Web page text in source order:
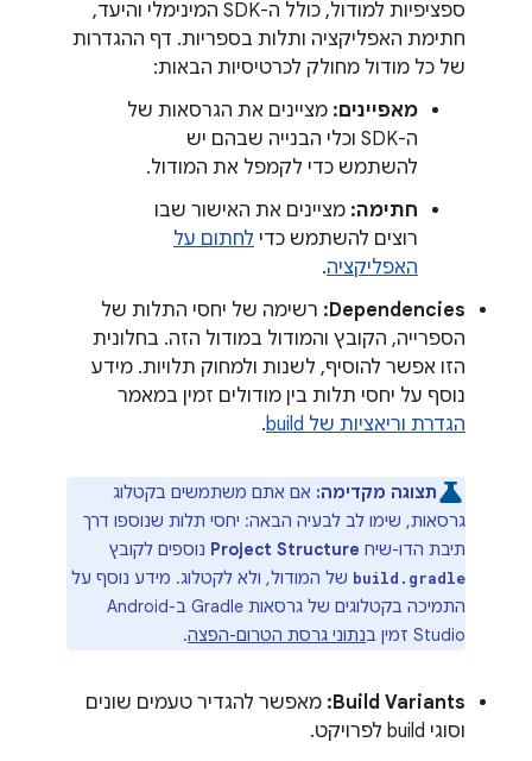
ספציפיות למודול, כולל ה-SDK המינימלי והיעד,
חתימת האפליקציה ותלות בספריות. דף ההגדרות
של כל מודול מחולק לכרטיסיות הבאות:
מאפיינים: מציינים את הגרסאות של
ה-SDK וכלי הבנייה שבהם יש
להשתמש כדי לקמפל את המודול.
חתימה: מציינים את האישור שבו
רוצים להשתמש כדי לחתום על
האפליקציה.
Dependencies: רשימה של יחסי התלות של
הספרייה, הקובץ והמודול במודול הזה. בחלונית
הזו אפשר להוסיף, לשנות ולמחוק תלויות. מידע
נוסף על יחסי תלות בין מודולים זמין במאמר
הגדרת וריאציות של build
.
תצוגה מקדימה: אם אתם משתמשים בקטלוג
גרסאות, שימו לב לבעיה הבאה: יחסי תלות שנוספו דרך
תיבת הדו-שיח Project Structure נוספים לקובץ
build.gradle של המודול, ולא לקטלוג. מידע נוסף על
התמיכה בקטלוגים של גרסאות Gradle ב-Android
Studio זמין ב
נתוני גרסת הטרום-הפצה.
Build Variants: מאפשר להגדיר טעמים שונים
וסוגי build לפרויקט.